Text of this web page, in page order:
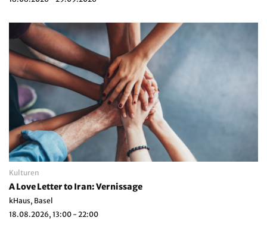
Kulturen
A Love Letter to Iran: Vernissage
kHaus, Basel
18.08.2026, 13:00 - 22:00